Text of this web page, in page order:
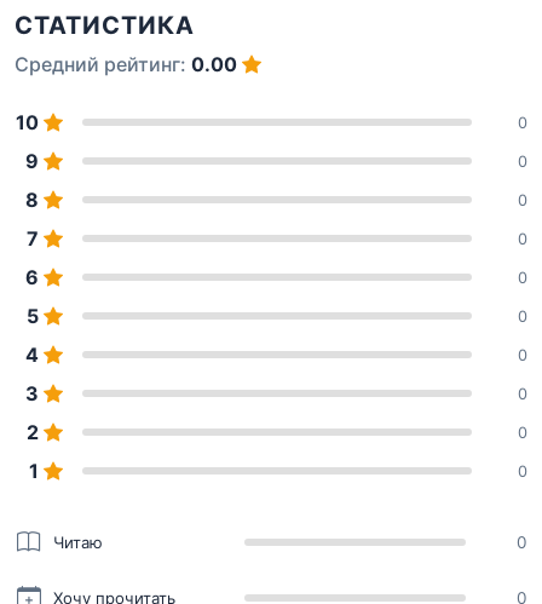
СТАТИСТИКА
Средний рейтинг: 0.00
10 0
9 0
8 0
7 0
6 0
5 0
4 0
3 0
2 0
1 0
Читаю 0
Хочу прочитать 0